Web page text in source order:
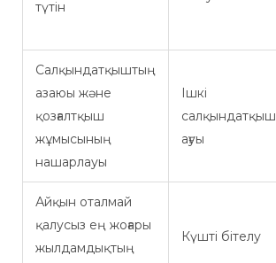
түтін
Салқындатқыштың
азаюы және
қозғалтқыш
жұмысының
нашарлауы
Ішкі
салқындатқыш
ағуы
Айқын оталмай
қалусыз ең жоғары
жылдамдықтың
Күшті бітелу